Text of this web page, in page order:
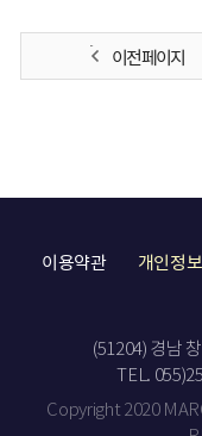
이전 페이지
이용약관 개인정
(51204) 경남
TEL.
Copyright 2020